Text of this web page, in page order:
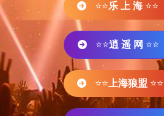
⭐⭐乐 上 海 ⭐⭐
⭐⭐逍 遥 网 ⭐⭐
⭐⭐ 上海狼盟 ⭐⭐